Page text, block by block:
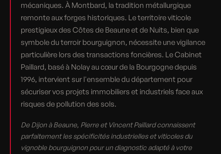
mécaniques. À Montbard, la tradition métallurgique
remonte aux forges historiques. Le territoire viticole
prestigieux des Côtes de Beaune et de Nuits, bien que
symbole du terroir bourguignon, nécessite une vigilance
particulière lors des transactions foncières. Le Cabinet
Paillard, basé à Nolay au cœur de la Bourgogne depuis
1996, intervient sur l'ensemble du département pour
sécuriser vos projets immobiliers et industriels face aux
risques de pollution des sols.
De Dijon à Beaune, Pierre et Vincent Paillard connaissent
parfaitement les spécificités industrielles et viticoles du
vignoble bourguignon pour un diagnostic adapté à votre